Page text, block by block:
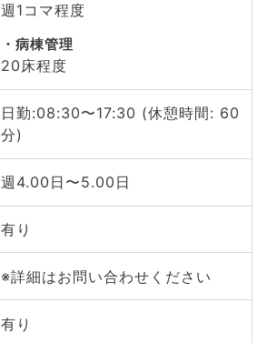
週1コマ程度
病棟管理
20床程度
日勤:08:30〜17:30 (休憩時間: 60
分)
週4.00日〜5.00日
有り
※詳細はお問い合わせください
有り